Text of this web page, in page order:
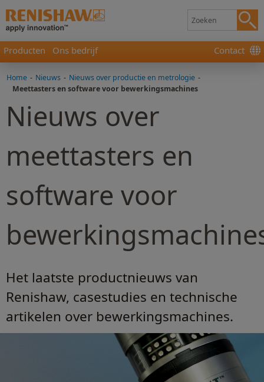
Producten Ons bedrijf Contact
Home - Nieuws - Nieuws over productie en metrologie -
Meettasters en software voor bewerkingsmachines
Nieuws over
meettasters en
software voor
Het laatste productnieuws van
Renishaw, casestudies en technische
artikelen over bewerkingsmachines.